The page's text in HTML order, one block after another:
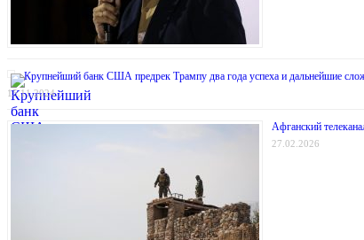
Крупнейший банк США предрек Трампу два года успеха и дальнейшие
15.11.2024
Афганский
27.02.2026